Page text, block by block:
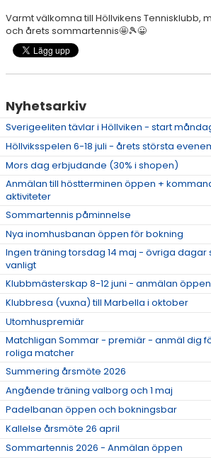
Varmt välkomna till Höllvikens Tennisklubb,
och årets sommartennis🤩🎾😀
Nyhetsarkiv
Sverigeeliten tävlar i Höllviken - start
Höllviksspelen 6-18 juli - årets största
Mors dag erbjudande (30% i shopen)
Anmälan till höstterminen öppen +
aktiviteter
Sommartennis påminnelse
Nya inomhusbanan öppen för bokning
Ingen träning torsdag 14 maj - övriga dagar
vanligt
Klubbmästerskap 8-12 juni - anmälan öppen
Klubbresa (vuxna) till Marbella i oktober
Utomhuspremiär
Matchligan Sommar - premiär - anmäl dig
roliga matcher
Summering årsmöte 2026
Angående träning valborg och 1 maj
Padelbanan öppen och bokningsbar
Kallelse årsmöte 26 april
Sommartennis 2026 - Anmälan öppen